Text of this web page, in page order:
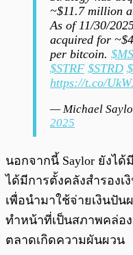
~$11.7 million
As of 11/30/
acquired for
per bitcoin.
$STRF $STRD
https://t.co/
— Michael
2025
นอกจากนี้ Saylor ยังได้
ได้มีการตั้งคลังสำรองเ
เพื่อนำมาใช้จ่ายเงินปัน
ทำหน้าที่เป็นสภาพคล่อ
ตลาดเกิดความผันผวน